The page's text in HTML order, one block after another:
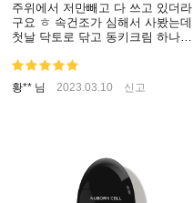
주위에서 저만빼고 다 쓰고 있더라
구요 ㅎ 속건조가 심해서 사봤는데
첫날 닥토로 닦고 동키크림 하나만
거구 ㅎㅎ 요 광은 뭔가요?? 하루종
일 반짝 반짝 하네요💕
황** 님 2023.03.10 신고